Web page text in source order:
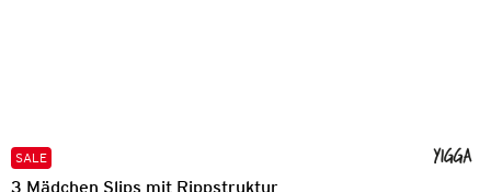
SALE
3 Mädchen Slips mit Rippstruktur